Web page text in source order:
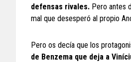
defensas rivales. Pero antes
mal que desesperó al propio
Pero os decía que los
de Benzema que deja a